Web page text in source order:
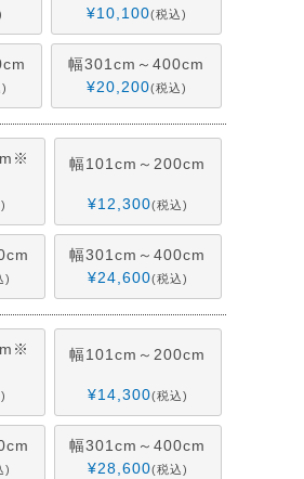
¥10,100 税込
幅301cm～400cm
¥20,200 税込
幅101cm～200cm
¥12,300 税込
幅301cm～400cm
¥24,600 税込
幅101cm～200cm
¥14,300 税込
幅301cm～400cm
¥28,600 税込